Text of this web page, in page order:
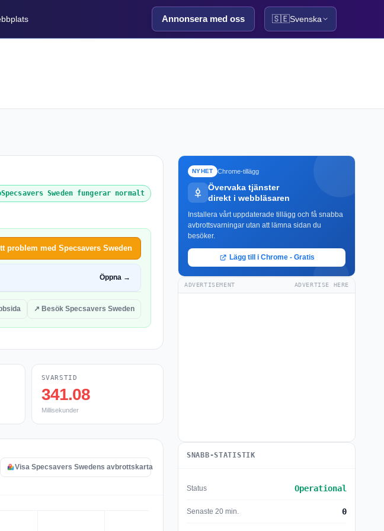
Annonsera med oss 🇸🇪Svenska
Specsavers Sweden fungerar normalt
problem med Specsavers Sweden
Öppna →
↗ Besök Specsavers Sweden
SVARSTID
341.08
Millisekunder
Visa Specsavers Swedens avbrottskarta
NYHET Chrome-tillägg
Övervaka tjänster
direkt i webbläsaren
Installera vårt uppdaterade tillägg och få snabba
avbrottsvarningar utan att lämna sidan du
besöker.
Lägg till i Chrome - Gratis
ADVERTISEMENT ADVERTISE HERE
SNABB-STATISTIK
Status Operational
Senaste 20 min. 0